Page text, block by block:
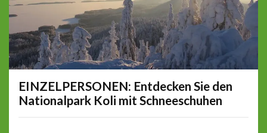
EINZELPERSONEN: Entdecken Sie den
Nationalpark Koli mit Schneeschuhen